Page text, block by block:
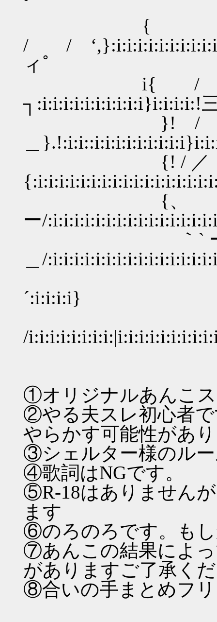
ﾟ
{
/ /
ィﾟ
i{ / 〉
┐:i:i:i:i:i:i:i:i:i:i}i:i:i:i:!三
}! / ／｀
＿
{! /
{
ー/
｀`
＿/
´:i:i:i:i}
/
①オリジナルあんこ
②やる夫スレ初心者
やらかす可能性があ
③シェルター様のル
④歌詞はNGです。
⑤R-18はありません
ます
⑥のろのろです。も
⑦あんこの結果によ
がありますご了承く
⑧合いの手まとめフ